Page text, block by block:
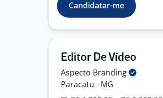
Candidatar-me
Editor De Vídeo
Aspecto Branding
Paracatu - MG